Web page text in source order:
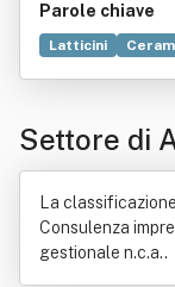
Parole chiave
Latticini
Vendita al
Settore di
La
Consulenza
gestionale n.c.a..